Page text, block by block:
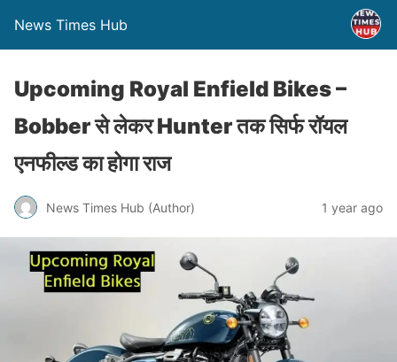
News Times Hub
Upcoming Royal Enfield Bikes –
Bobber से लेकर Hunter तक सिर्फ रॉयल
एनफील्ड का होगा राज
News Times Hub (Author) 1 year ago